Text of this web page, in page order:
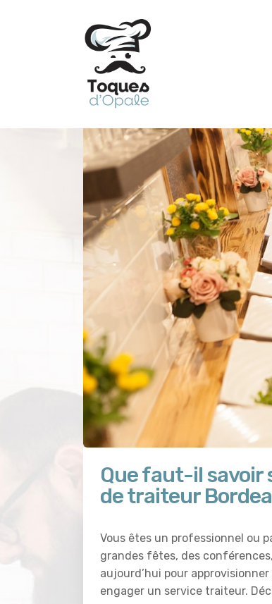
Que faut-il savoir
de traiteur
Vous êtes un professionnel ou
grandes fêtes, des
aujourd’hui pour
engager un service traiteur.